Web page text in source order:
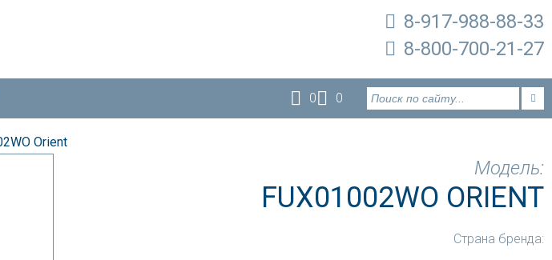
8-917-988-88-33
8-800-700-21-27
0 0
Orient
Модель:
FUX01002WO ORIENT
Страна бренда: